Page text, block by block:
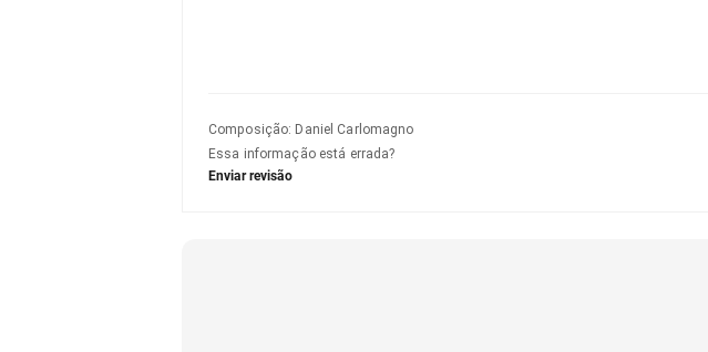
Composição: Daniel Carlomagno
Essa informação está errada?
Enviar revisão